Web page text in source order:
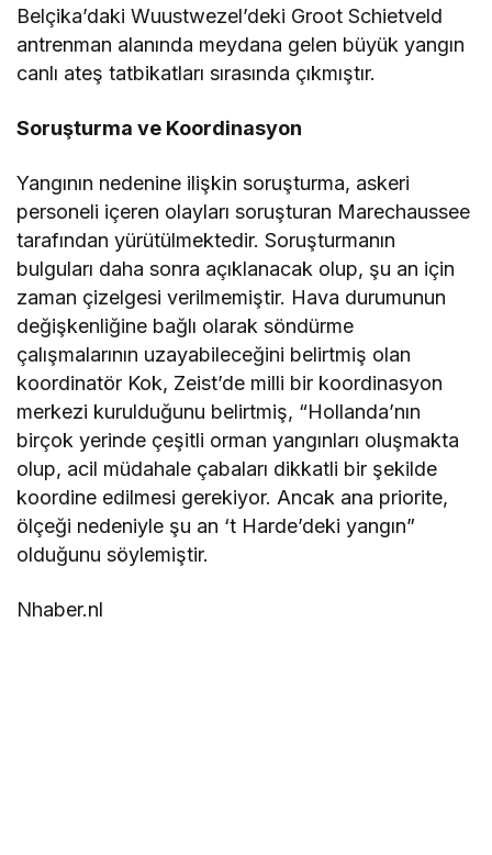
Belçika’daki Wuustwezel’deki Groot Schietveld
antrenman alanında meydana gelen büyük yangın
canlı ateş tatbikatları sırasında çıkmıştır.
Soruşturma ve Koordinasyon
Yangının nedenine ilişkin soruşturma, askeri
personeli içeren olayları soruşturan Marechaussee
tarafından yürütülmektedir. Soruşturmanın
bulguları daha sonra açıklanacak olup, şu an için
zaman çizelgesi verilmemiştir. Hava durumunun
değişkenliğine bağlı olarak söndürme
çalışmalarının uzayabileceğini belirtmiş olan
koordinatör Kok, Zeist’de milli bir koordinasyon
merkezi kurulduğunu belirtmiş, “Hollanda’nın
birçok yerinde çeşitli orman yangınları oluşmakta
olup, acil müdahale çabaları dikkatli bir şekilde
koordine edilmesi gerekiyor. Ancak ana priorite,
ölçeği nedeniyle şu an ‘t Harde’deki yangın”
olduğunu söylemiştir.
Nhaber.nl